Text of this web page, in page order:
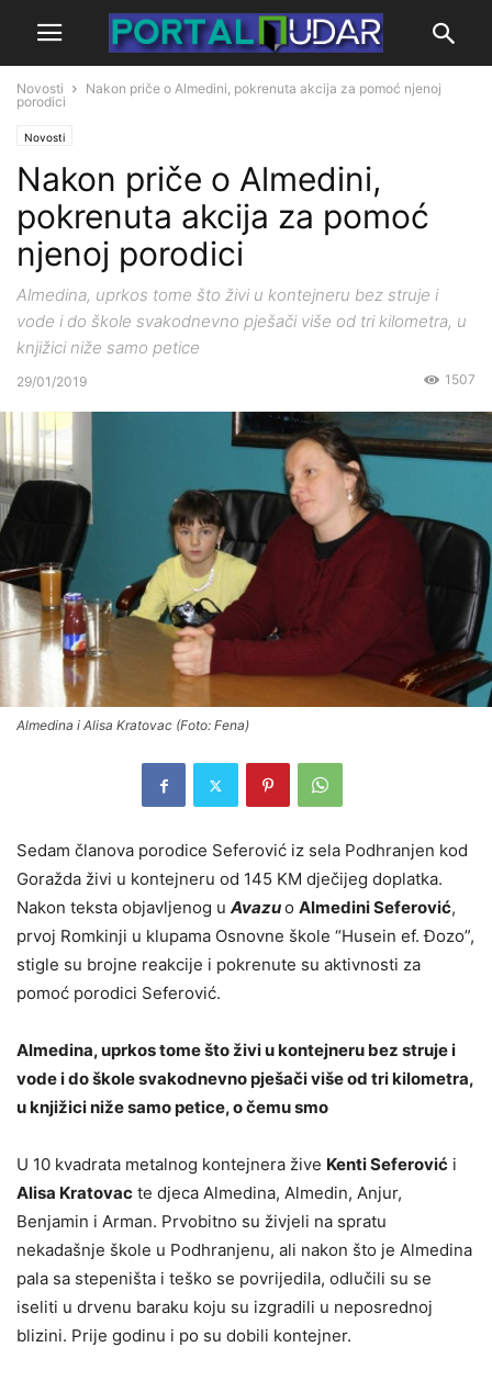
Novosti
Nakon priče o Almedini, pokrenuta akcija za pomoć njenoj
porodici
Novosti
Nakon priče o Almedini,
pokrenuta akcija za pomoć
njenoj porodici
Almedina, uprkos tome što živi u kontejneru bez struje i
vode i do škole svakodnevno pješači više od tri kilometra, u
knjižici niže samo petice
29/01/2019 1507
Almedina i Alisa Kratovac (Foto: Fena)
Sedam članova porodice Seferović iz sela Podhranjen kod
Goražda živi u kontejneru od 145 KM dječijeg doplatka.
Nakon teksta objavljenog u Avazuo Almedini Seferović,
prvoj Romkinji u klupama Osnovne škole “Husein ef. Đozo”,
stigle su brojne reakcije i pokrenute su aktivnosti za
pomoć porodici Seferović.
Almedina, uprkos tome što živi u kontejneru bez struje i
vode i do škole svakodnevno pješači više od tri kilometra,
u knjižici niže samo petice, o čemu smo
U 10 kvadrata metalnog kontejnera žive Kenti Seferović i
Alisa Kratovac te djeca Almedina, Almedin, Anjur,
Benjamin i Arman. Prvobitno su živjeli na spratu
nekadašnje škole u Podhranjenu, ali nakon što je Almedina
pala sa stepeništa i teško se povrijedila, odlučili su se
iseliti u drvenu baraku koju su izgradili u neposrednoj
blizini. Prije godinu i po su dobili kontejner.